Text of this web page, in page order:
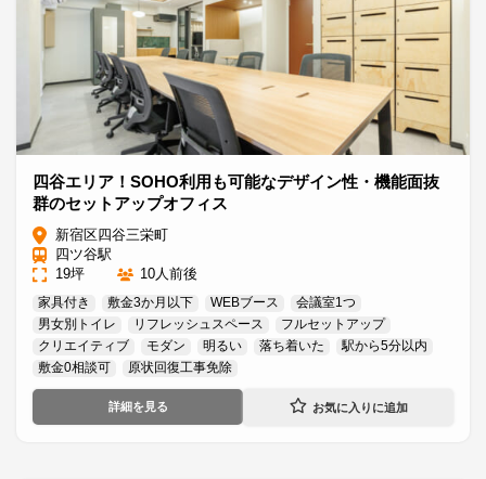
四谷エリア！SOHO利用も可能なデザイン性・機能面抜
群のセットアップオフィス
新宿区四谷三栄町
四ツ谷駅
19坪
10人前後
家具付き 敷金3か月以下 WEBブース
会議室1つ
男女別トイレ
リフレッシュスペース
フルセットアップ
クリエイティブ
モダン 明るい 落ち着いた
駅から5分以内
敷金0相談可
原状回復工事免除
詳細を見る